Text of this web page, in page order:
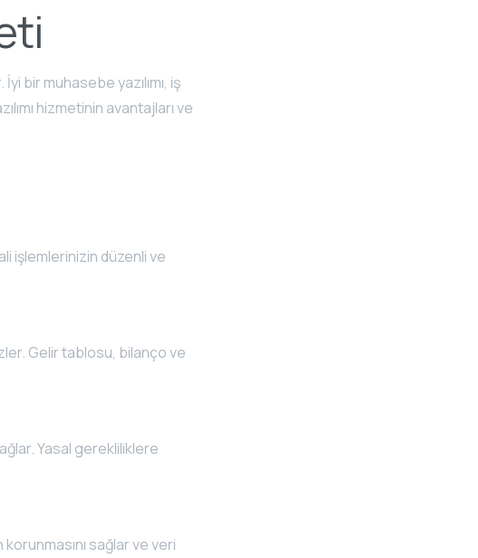
bir muhasebe yazılımı, iş
hizmetinin avantajları ve
işlemlerinizin düzenli ve
Gelir tablosu, bilanço ve
Yasal gerekliliklere
sağlar ve veri